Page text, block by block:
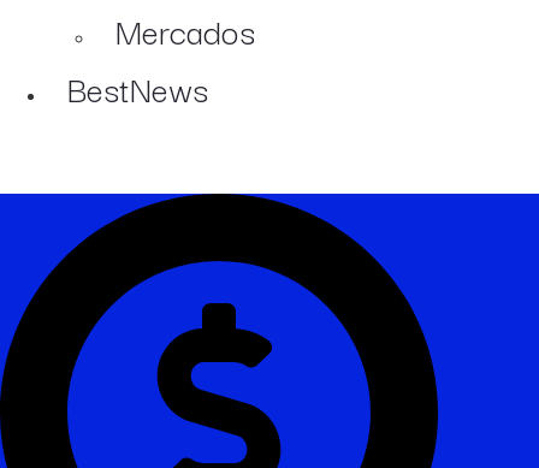
Mercados
BestNews